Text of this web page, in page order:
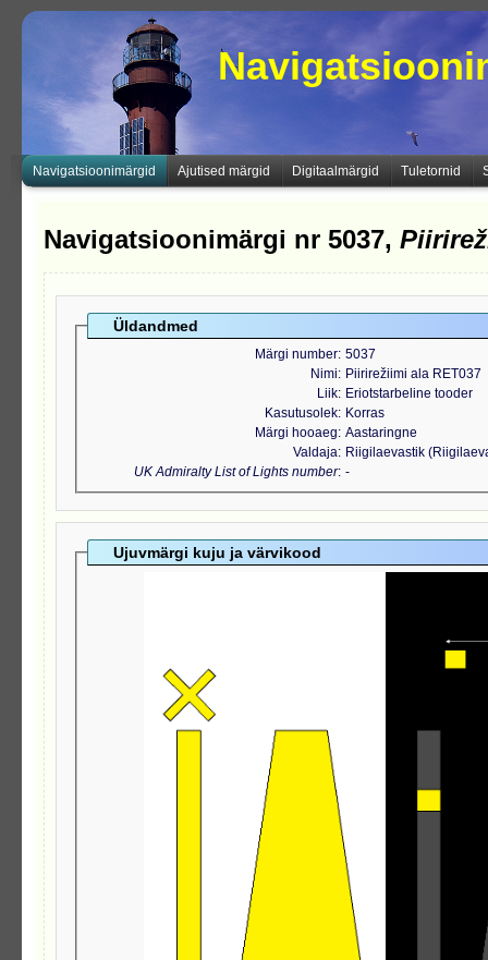
Navigatsioonimärgid Ajutised märgid Digitaalmärgid Tuletornid
Navigatsioonimärgi nr 5037,
Üldandmed
Märgi number 5037
Nimi
Piirirežiimi ala RET037
Liik
Eriotstarbeline tooder
Kasutusolek
Korras
Märgi hooaeg Aastaringne
Valdaja
Riigilaevastik
UK Admiralty List of Lights number -
Ujuvmärgi kuju ja värvikood